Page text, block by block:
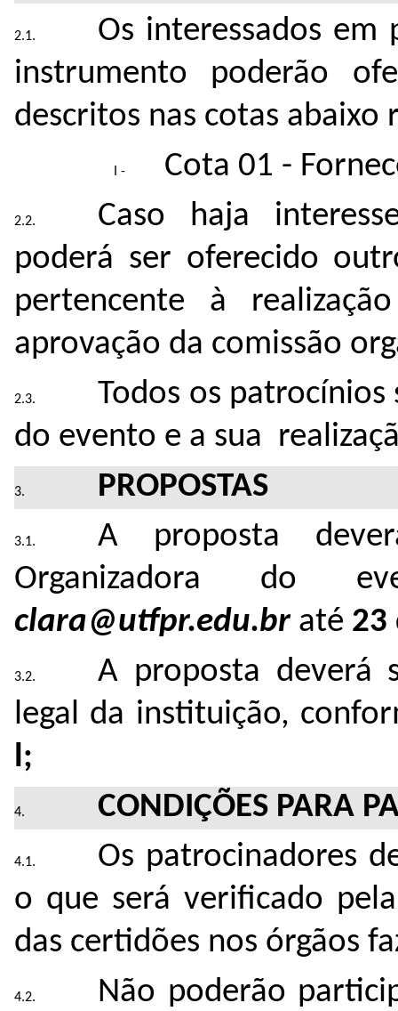
Os interessados
instrumento poderão
descritos nas cotas abaixo
Cota 01 -
Caso haja
poderá ser oferecido
pertencente à
aprovação da comissão
Todos os patrocínios
do evento e a sua
PROPOSTAS
A proposta
Organizadora do
clara@utfpr.edu.br até 23
A proposta deverá
legal da instituição,
l;
CONDIÇÕES PARA
Os patrocinadores
o que será verificado
das certidões nos órgãos
Não poderão